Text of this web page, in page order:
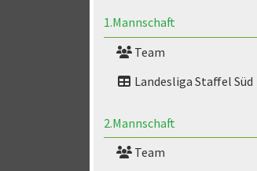
1.Mannschaft
Team
Landesliga Staffel Süd
2.Mannschaft
Team